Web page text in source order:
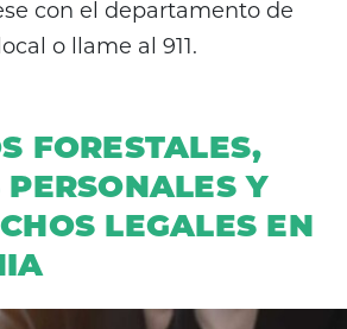
con el departamento de
o llame al 911.
FORESTALES,
PERSONALES Y
LEGALES EN